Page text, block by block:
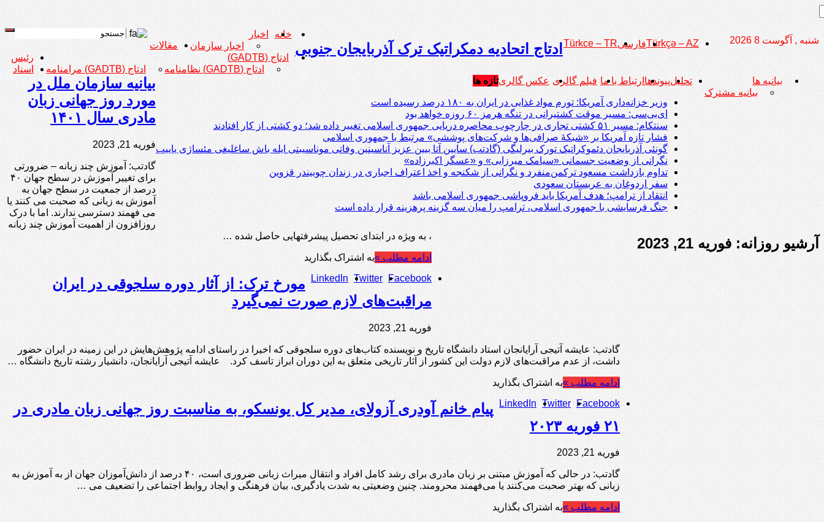
شنبه , آگوست 8 2026 Türkçə – AZفارسیTürkce – TR ادتاج اتحادیه دمکراتیک ترک آذربایجان جنوبی
خانه
اخبار
اخبار سازمان
مقالات
ادتاج (GADTB)
ادتاج (GADTB) نظامنامه
ادتاج (GADTB) مرامنامه
رئیس
اسناد
بیانیه ها
بیانیه مشترک
تحلیلپیوندها ارتباط با ما فیلم گالری عکس گالریتازه ها
وزیر خزانه‌داری آمریکا: تورم مواد غذایی در ایران به ۱۸۰ درصد رسیده است
ای‌بی‌سی: مسیر موقت کشتیرانی در تنگه هرمز ۶۰ روزه خواهد بود
سنتکام: مسیر ۵۱ کشتی تجاری در چارچوب محاصره دریایی جمهوری اسلامی تغییر داده شد؛ دو کشتی از کار افتادند
فشار تازه آمریکا بر «شبکۀ صرافی‌ها و شرکت‌های پوششی» مرتبط با جمهوری اسلامی
گونئی آذربایجان دئموکراتیک تورک بیرلیگی (گادتب) سایین آتا بیین عزیز آناسینین وفاتی موناسیبتی ایله باش ساغلیغی مئساژی یاییب
نگرانی از وضعیت جسمانی «سیامک میرزایی» و «عسگر اکبرزاده»
تداوم بازداشت مسعود ترکمن‌منفرد و نگرانی از شکنجه و اخذ اعتراف اجباری در زندان چوبیندر قزوین
سفر اردوغان به عربستان‌ سعودی
انتقاد از ترامپ؛ هدف آمریکا باید فروپاشی جمهوری اسلامی باشد
جنگ فرسایشی با جمهوری اسلامی، ترامپ را میان سه گزینه پرهزینه قرار داده است
آرشیو روزانه: فوریه 21, 2023
بیانیه سازمان ملل در
مورد روز جهانی زبان
مادری سال ۱۴۰۱
فوریه 21, 2023
گادتب: آموزش چند زبانه – ضرورتی
برای تغییر آموزش در سطح جهان ۴۰
درصد از جمعیت در سطح جهان به
آموزش به زبانی که صحبت می کنند یا
می فهمند دسترسی ندارند. اما با درک
روزافزون از اهمیت آموزش چند زبانه
، به ویژه در ابتدای تحصیل پیشرفتهایی حاصل شده …
ادامه مطلب »به اشتراک بگذارید
Facebook
Twitter
LinkedIn
مورخ ترک: از آثار دوره سلجوقی در ایران
مراقبت‌های لازم صورت نمی‌گیرد
فوریه 21, 2023
گادتب: عایشه آتیجی آرایانجان استاد دانشگاه تاریخ و نویسنده کتاب‌های دوره سلجوقی که اخیرا در راستای ادامه پژوهش‌هایش در این زمینه در ایران حضور
داشت، از عدم مراقبت‌های لازم دولت این کشور از آثار تاریخی متعلق به این دوران ابراز تاسف کرد. عایشه آتیجی آرایانجان، دانشیار رشته تاریخ دانشگاه …
ادامه مطلب »به اشتراک بگذارید
Facebook
Twitter
LinkedIn
پیام خانم آودری آزولای، مدیر کل یونسکو، به مناسبت روز جهانی زبان مادری در
۲۱ فوریه ۲۰۲۳
فوریه 21, 2023
گادتب: در حالی که آموزش مبتنی بر زبان مادری برای رشد کامل افراد و انتقال میراث زبانی ضروری است، ۴۰ درصد از دانش‌آموزان جهان از به آموزش به
زبانی که بهتر صحبت می‌کنند یا می‌فهمند محرومند. چنین وضعیتی به شدت یادگیری، بیان فرهنگی و ایجاد روابط اجتماعی را تضعیف می …
ادامه مطلب »به اشتراک بگذارید